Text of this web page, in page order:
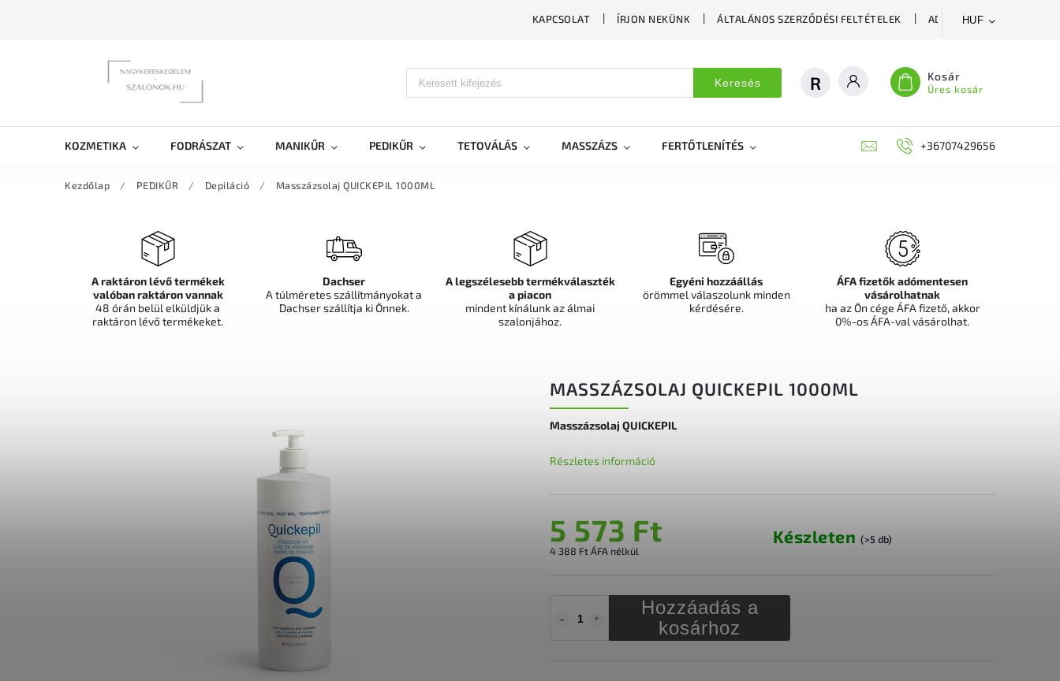
KAPCSOLAT ÍRJON NEKÜNK ÁLTALÁNOS SZERZŐDÉSI FELTÉTELEK ADATVÉDELMI
HUF
Keresés Kosár
Üres kosár
KOZMETIKA FODRÁSZAT MANIKŰR PEDIKŰR TETOVÁLÁS MASSZÁZS FERTŐTLENÍTÉS DEKORÁCIÓS FALPANEL, MŰNÖVÉNY FAL
+36707429656
Kezdőlap / PEDIKŰR / Depiláció / Masszázsolaj QUICKEPIL 1000ML
MASSZÁZSOLAJ QUICKEPIL 1000ML
5 573 Ft
4 388 Ft ÁFA nélkül
Készleten (>5 db)
Hozzáadás a
kosárhoz
Masszázsolaj QUICKEPIL
Részletes információ
A raktáron lévő termékek
valóban raktáron vannak
48 órán belül elküldjük a
raktáron lévő termékeket.
Dachser
A túlméretes szállítmányokat a
Dachser szállítja ki Önnek.
A legszélesebb termékválaszték
a piacon
mindent kínálunk az álmai
szalonjához.
Egyéni hozzáállás
örömmel válaszolunk minden
kérdésére.
ÁFA fizetők adómentesen
vásárolhatnak
ha az Ön cége ÁFA fizető, akkor
0%-os ÁFA-val vásárolhat.